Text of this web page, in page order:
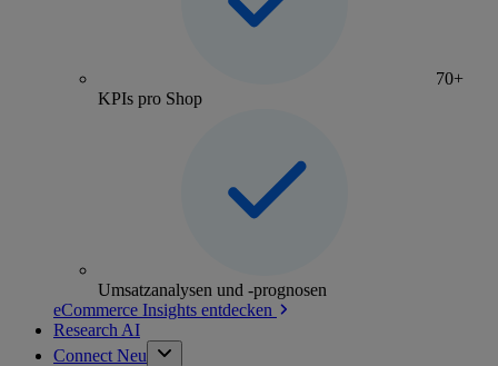
70+
KPIs pro Shop
Umsatzanalysen und -prognosen
eCommerce Insights entdecken
Research AI
Connect Neu